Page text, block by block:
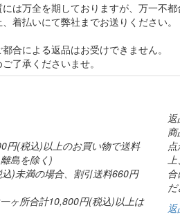
は万全を期しておりますが、万一不
着払いにて弊社までお送りください。
合による返品はお受けできません。
了承くださいませ。
円(税込)以上のお買い物で送料
島を除く)
)未満の場合、割引送料660円
ヶ所合計10,800円(税込)以上は
上
だ